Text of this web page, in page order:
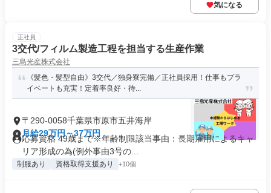
気になる
正社員
3交代/フィルム製造工程を担当する生産作業
三島光産株式会社
《髪色・髪型自由》3交代／独身寮完備／正社員採用！仕事もプラ
イベートも充実！定着率良好・待...
〒290-0058千葉県市原市五井海岸
月給29万円～37万円
応募資格 49歳まで※年齢制限該当事由：長期雇用によるキャ
リア形成の為(例外事由3号の...
制服あり 資格取得支援あり +10個